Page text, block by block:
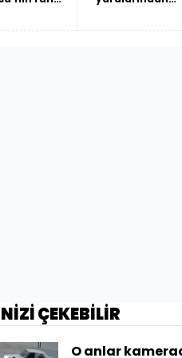
ÇEKEBİLİR
O anlar